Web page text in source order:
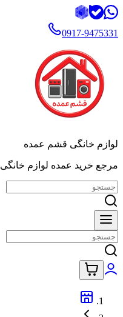
0917-9475331
لوازم خانگی قشم عمده
مرجع خرید عمده لوازم خانگی